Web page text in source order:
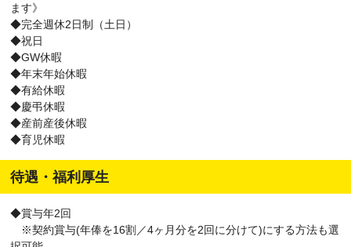
ます》
◆完全週休2日制（土日）
◆祝日
◆GW休暇
◆年末年始休暇
◆有給休暇
◆慶弔休暇
◆産前産後休暇
◆育児休暇
待遇・福利厚生
◆賞与年2回
※契約賞与(年俸を16割／4ヶ月分を2回に分けて)にする方法も選